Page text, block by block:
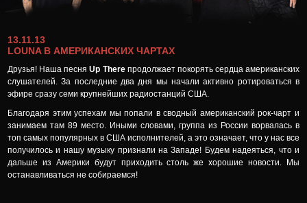
13.11.13
LOUNA В АМЕРИКАНСКИХ ЧАРТАХ
Друзья! Наша песняUp Thereпродолжает покорять сердца американских
слушателей. За последние два дня мы начали активно ротироваться в
эфире сразу семи крупнейших радиостанций США.
Благодаря этим успехам мы попали в сводный американский рок-чарт и
занимаем там 89 место. Иными словами, группа из России ворвалась в
топ самых популярных в США исполнителей, а это означает, что у нас все
получилось и нашу музыку признали на Западе! Будем надеяться, что и
дальше из Америки будут приходить столь же хорошие новости. Мы
останавливаться не собираемся!